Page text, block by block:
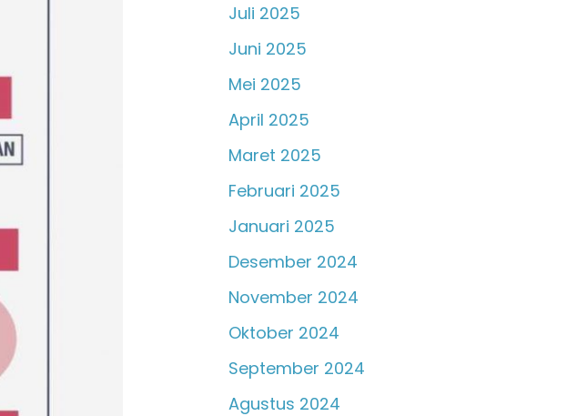
Juli 2025
Juni 2025
Mei 2025
April 2025
Maret 2025
Februari 2025
Januari 2025
Desember 2024
November 2024
Oktober 2024
September 2024
Agustus 2024